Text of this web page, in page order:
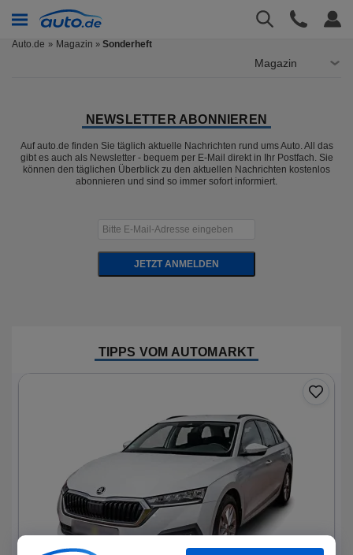
Auto.de Magazin » Sonderheft
Magazin
NEWSLETTER ABONNIEREN
Auf auto.de finden Sie täglich aktuelle Nachrichten rund ums Auto. All das
gibt es auch als Newsletter - bequem per E-Mail direkt in Ihr Postfach. Sie
können den täglichen Überblick zu den aktuellen Nachrichten kostenlos
abonnieren und sind so immer sofort informiert.
JETZT ANMELDEN
TIPPS VOM AUTOMARKT